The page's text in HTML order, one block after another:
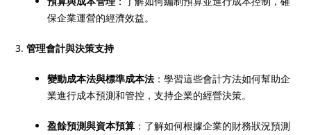
保企業運營的經濟效益。
管理會計與決策支持
變動成本法與標準成本法 ：學習這些會計方法如何幫助企
業進行成本預測和管控，支持企業的經營決策。
盈餘預測與資本預算 ：了解如何根據企業的財務狀況預測